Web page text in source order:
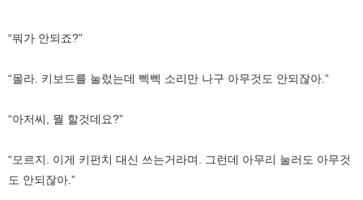
“뭐가 안되죠?”
“몰라. 키보드를 눌렀는데 삑삑 소리만 나구 아무것도 안되잖아.”
“아저씨, 뭘 할것데요?”
“모르지. 이게 키펀치 대신 쓰는거라며. 그런데 아무리 눌러도 아무것
도 안되잖아.”